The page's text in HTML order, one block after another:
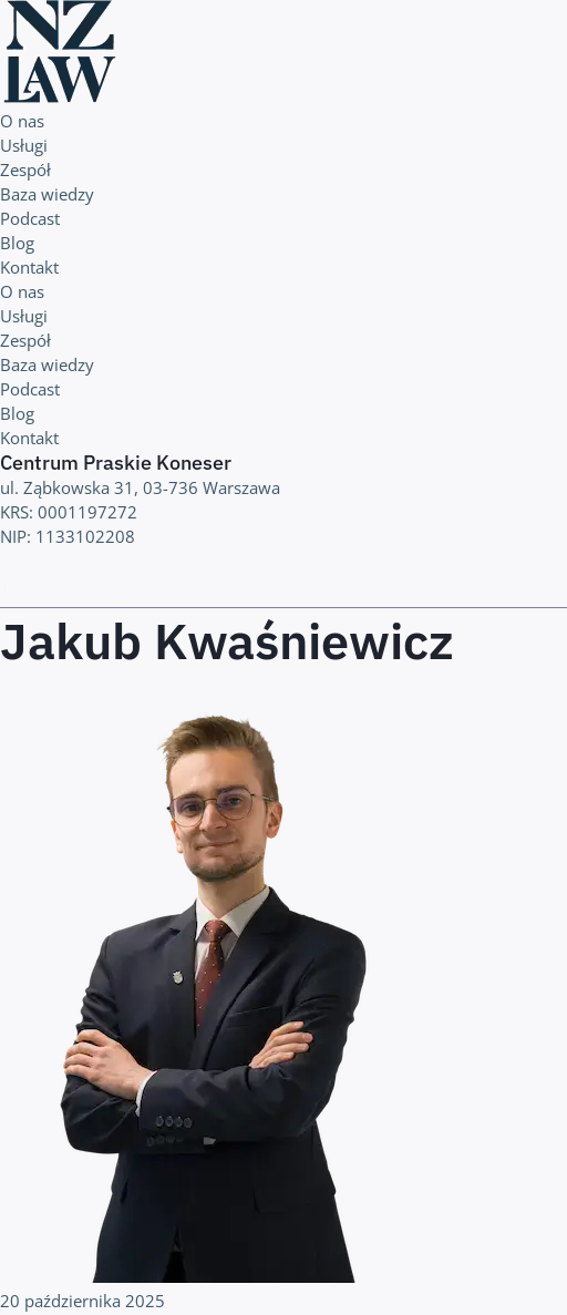
O nas
Usługi
Zespół
Baza wiedzy
Podcast
Blog
Kontakt
O nas
Usługi
Zespół
Baza wiedzy
Podcast
Blog
Kontakt
Centrum Praskie Koneser
ul. Ząbkowska 31, 03-736 Warszawa
KRS: 0001197272
NIP: 1133102208
Jakub Kwaśniewicz
20 października 2025